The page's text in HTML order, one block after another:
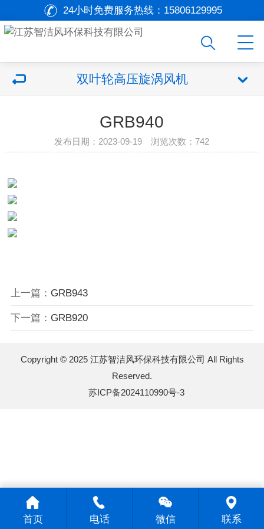
24小时免费服务热线： 15806129995
双叶轮高压旋涡风机
GRB940
发布日期：2023-09-19 浏览次数：742
上一篇： GRB943
下一篇： GRB920
Copyright © 2025 江苏智洁风环保科技有限公司 All Rights
Reserved.
苏ICP备2024110990号-3
首页 电话 微信 联系